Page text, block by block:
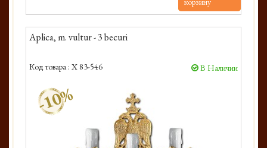
Aplica, m. vultur - 3 becuri
Код товара : X 83-546 В Наличии
-10%